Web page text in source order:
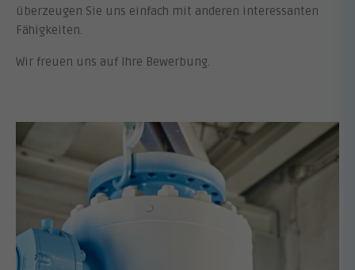
überzeugen Sie uns einfach mit anderen interessanten
Fähigkeiten.
Wir freuen uns auf Ihre Bewerbung.